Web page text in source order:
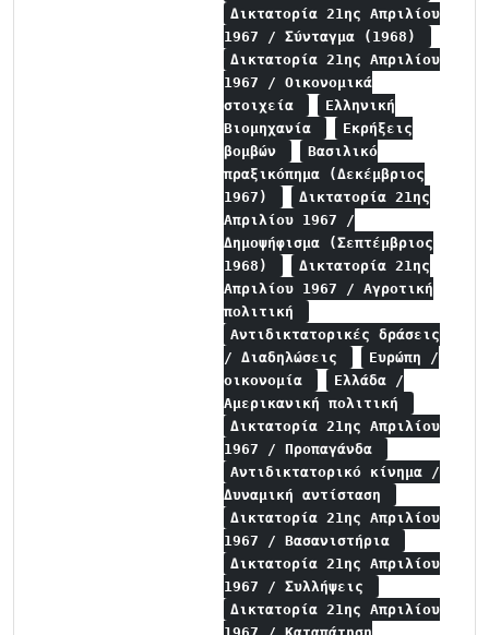
Δικτατορία 21ης Απριλίου
1967 / Σύνταγμα (1968)
Δικτατορία 21ης Απριλίου
1967 / Οικονομικά
στοιχεία
Ελληνική
Βιομηχανία
Εκρήξεις
βομβών
Βασιλικό
πραξικόπημα (Δεκέμβριος
1967)
Δικτατορία 21ης
Απριλίου 1967 /
Δημοψήφισμα (Σεπτέμβριος
1968)
Δικτατορία 21ης
Απριλίου 1967 / Αγροτική
πολιτική
Αντιδικτατορικές δράσεις
/ Διαδηλώσεις
Ευρώπη /
οικονομία
Ελλάδα /
Αμερικανική πολιτική
Δικτατορία 21ης Απριλίου
1967 / Προπαγάνδα
Αντιδικτατορικό κίνημα /
Δυναμική αντίσταση
Δικτατορία 21ης Απριλίου
1967 / Βασανιστήρια
Δικτατορία 21ης Απριλίου
1967 / Συλλήψεις
Δικτατορία 21ης Απριλίου